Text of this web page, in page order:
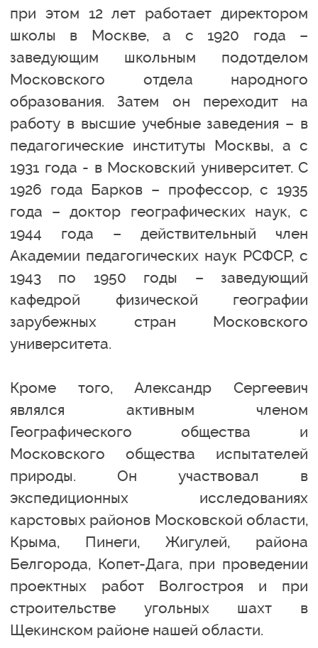
при этом 12 лет работает директором
школы в Москве, а с 1920 года –
заведующим школьным подотделом
Московского отдела народного
образования. Затем он переходит на
работу в высшие учебные заведения – в
педагогические институты Москвы, а с
1931 года - в Московский университет. С
1926 года Барков – профессор, с 1935
года – доктор географических наук, с
1944 года – действительный член
Академии педагогических наук РСФСР, с
1943 по 1950 годы – заведующий
кафедрой физической географии
зарубежных стран Московского
университета.
Кроме того, Александр Сергеевич
являлся активным членом
Географического общества и
Московского общества испытателей
природы. Он участвовал в
экспедиционных исследованиях
карстовых районов Московской области,
Крыма, Пинеги, Жигулей, района
Белгорода, Копет-Дага, при проведении
проектных работ Волгостроя и при
строительстве угольных шахт в
Щекинском районе нашей области.